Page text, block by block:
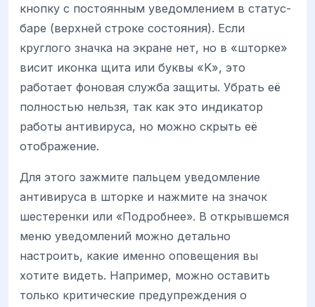
кнопку с постоянным уведомлением в статус-
баре (верхней строке состояния). Если
круглого значка на экране нет, но в «шторке»
висит иконка щита или буквы «K», это
работает фоновая служба защиты. Убрать её
полностью нельзя, так как это индикатор
работы антивируса, но можно скрыть её
отображение.
Для этого зажмите пальцем уведомление
антивируса в шторке и нажмите на значок
шестеренки или «Подробнее». В открывшемся
меню уведомлений можно детально
настроить, какие именно оповещения вы
хотите видеть. Например, можно оставить
только критические предупреждения о